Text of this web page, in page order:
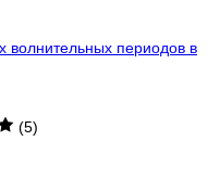
периодов в
(5)